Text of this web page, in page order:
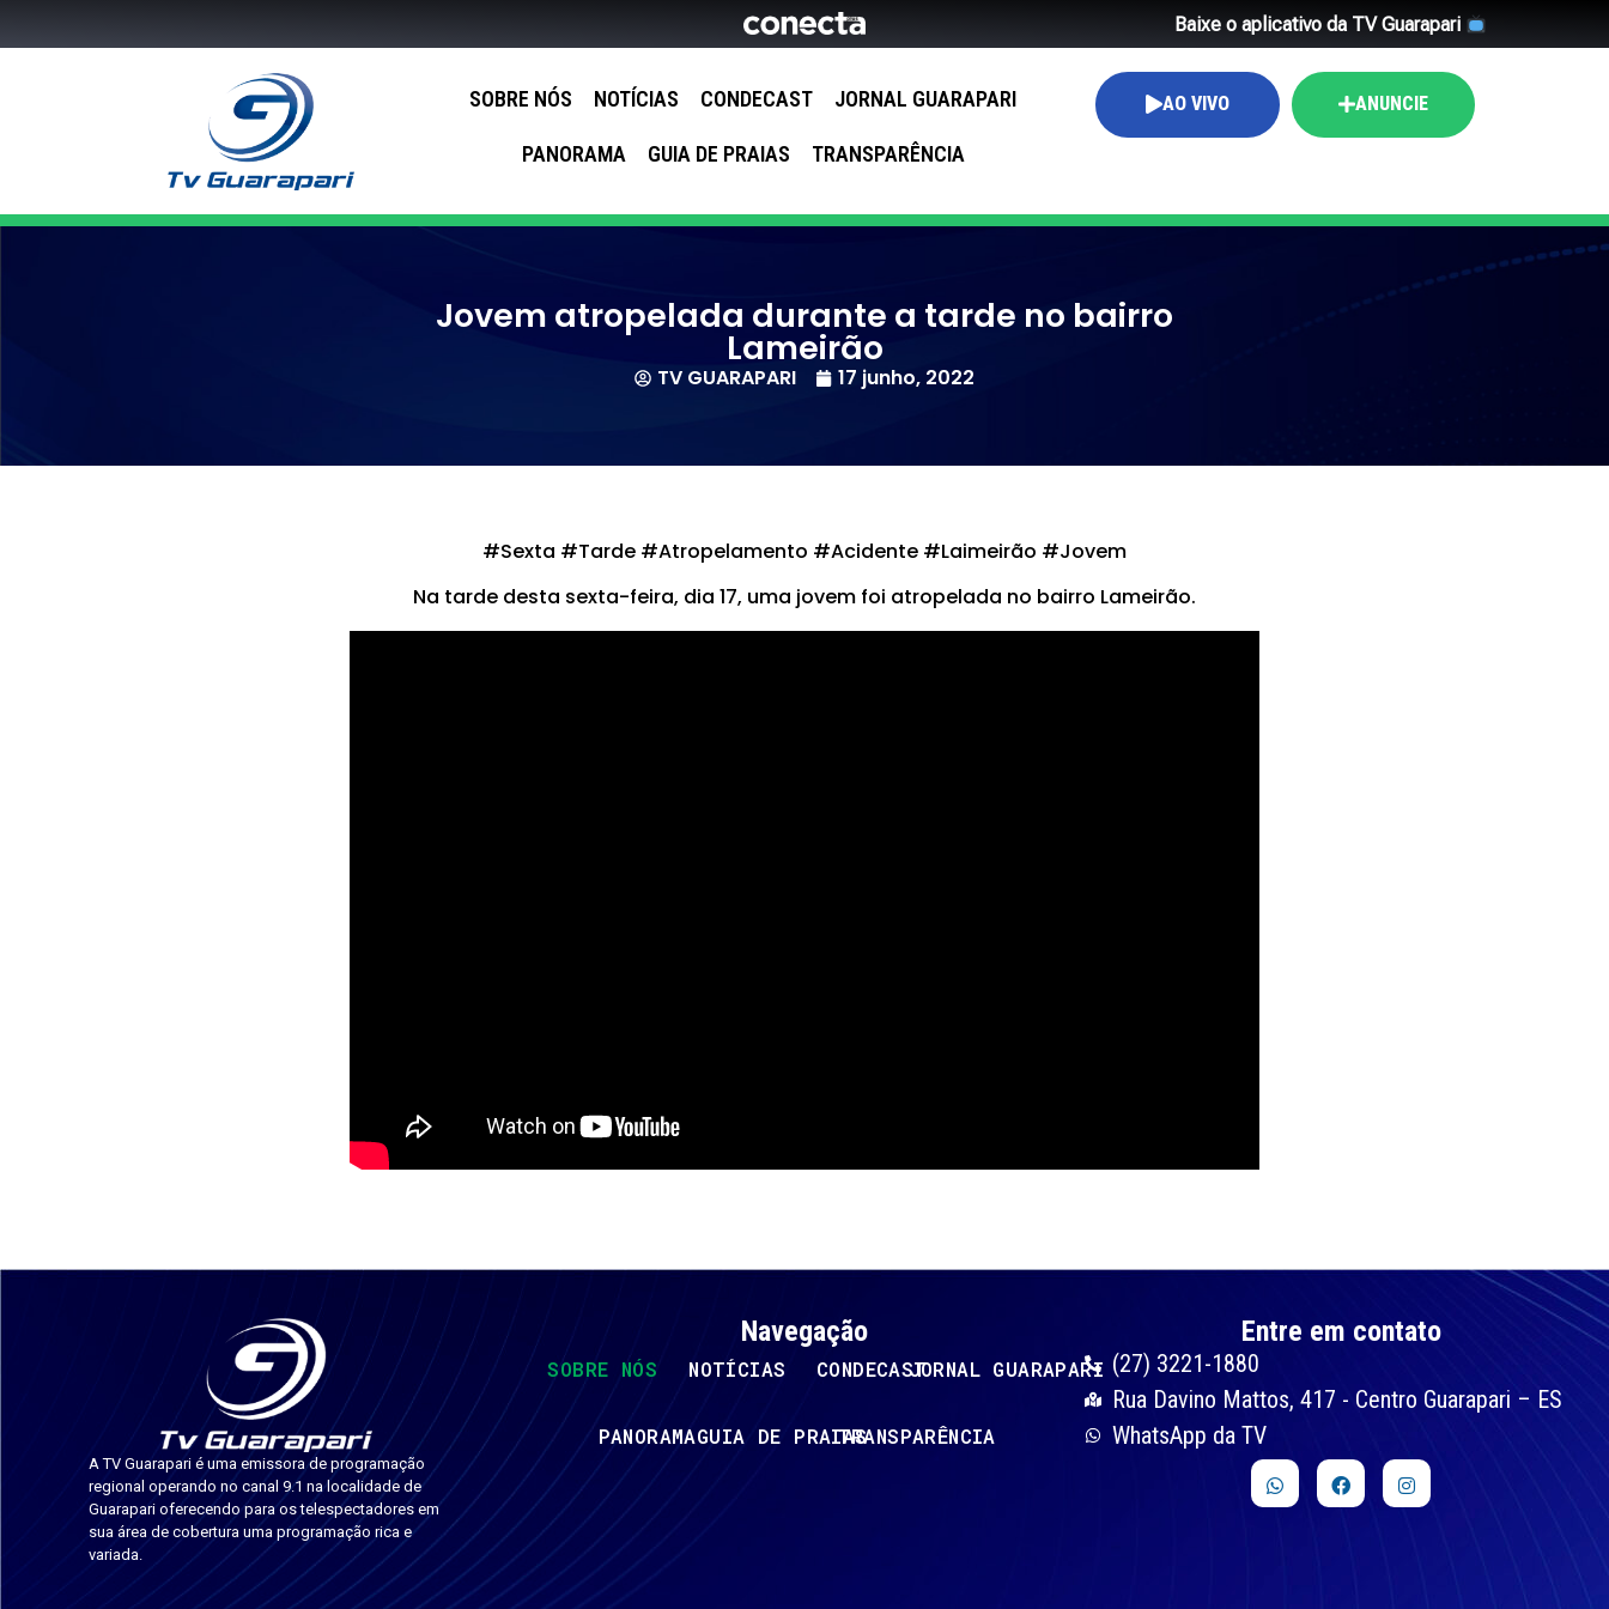
Baixe o aplicativo da TV Guarapari
SOBRE NÓS NOTÍCIAS CONDECAST JORNAL GUARAPARI
PANORAMA GUIA DE PRAIAS TRANSPARÊNCIA
AO VIVO ANUNCIE
Jovem atropelada durante a tarde no bairro
Lameirão
TV GUARAPARI 17 junho, 2022
#Sexta #Tarde #Atropelamento #Acidente #Laimeirão #Jovem
Na tarde desta sexta-feira, dia 17, uma jovem foi atropelada no bairro Lameirão.
A TV Guarapari é uma emissora de programação
regional operando no canal 9.1 na localidade de
Guarapari oferecendo para os telespectadores em
sua área de cobertura uma programação rica e
variada.
Navegação
SOBRE NÓS NOTÍCIAS CONDECASTJORNAL GUARAPARI
PANORAMAGUIA DE PRAIASTRANSPARÊNCIA
Entre em contato
(27) 3221-1880
Rua Davino Mattos, 417 - Centro Guarapari – ES
WhatsApp da TV